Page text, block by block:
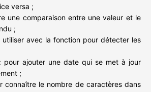
versa ;
une comparaison entre une valeur et le
;
avec la fonction pour détecter les
: pour ajouter une date qui se met à jour
;
connaître le nombre de caractères dans